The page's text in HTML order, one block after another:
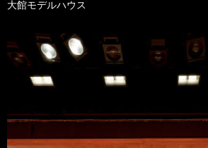
大館モデルハウス